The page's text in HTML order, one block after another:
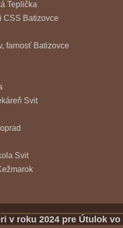
Teplička
CSS Batizovce
farnosť Batizovce
Svit
Svit
v roku 2024 pre Útulok vo